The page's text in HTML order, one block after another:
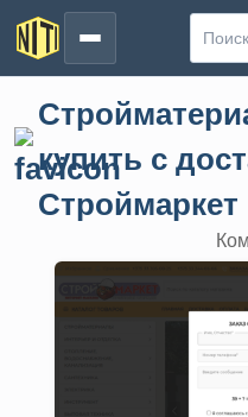
купить с
Строймаркет